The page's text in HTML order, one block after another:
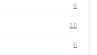
6
10
6